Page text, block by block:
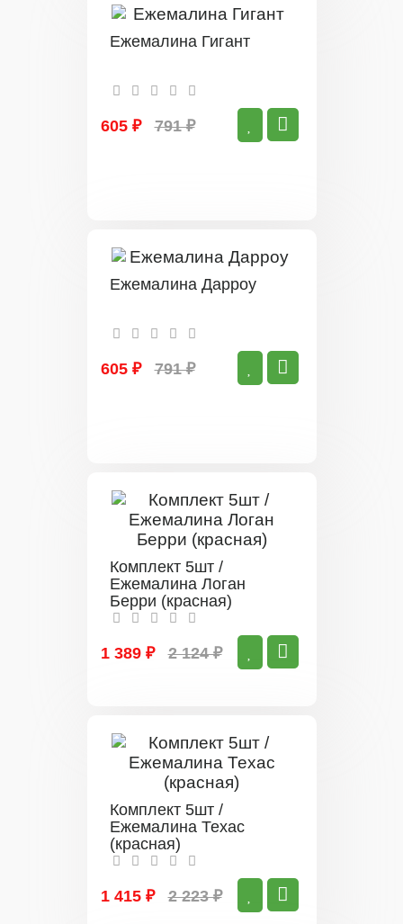
Ежемалина Гигант
605 ₽ 791 ₽
Ежемалина Дарроу
605 ₽ 791 ₽
Комплект 5шт /
Ежемалина Логан
Берри (красная)
1 389 ₽ 2 124 ₽
Комплект 5шт /
Ежемалина Техас
(красная)
1 415 ₽ 2 223 ₽